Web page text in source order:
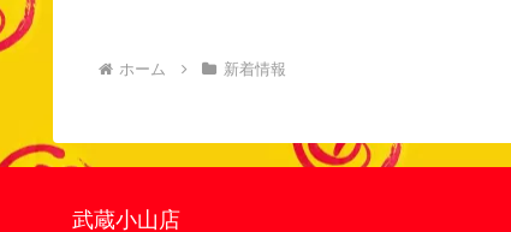
ホーム 新着情報
武蔵小山店